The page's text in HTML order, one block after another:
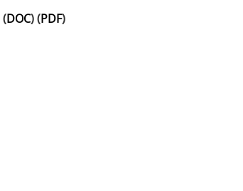
(DOC) (PDF)